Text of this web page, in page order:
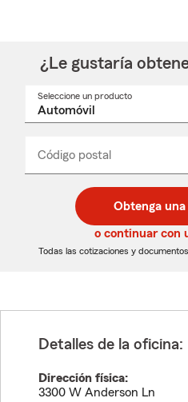
¿Le gustaría
Seleccione un producto
desplegable
Código postal
de
5
dígitos
de
5
dígitos
_____
Obtenga
o continuar con
Todas las cotizaciones y
Detalles de la oficina:
Dirección física:
3300 W Anderson Ln